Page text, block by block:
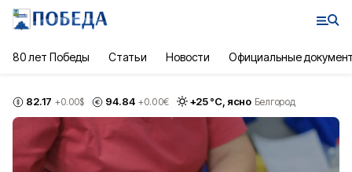
80 лет Победы Статьи Новости Официальные
82.17 +0.00$ 94.84 +0.00€ +25°С, ясно Белгород